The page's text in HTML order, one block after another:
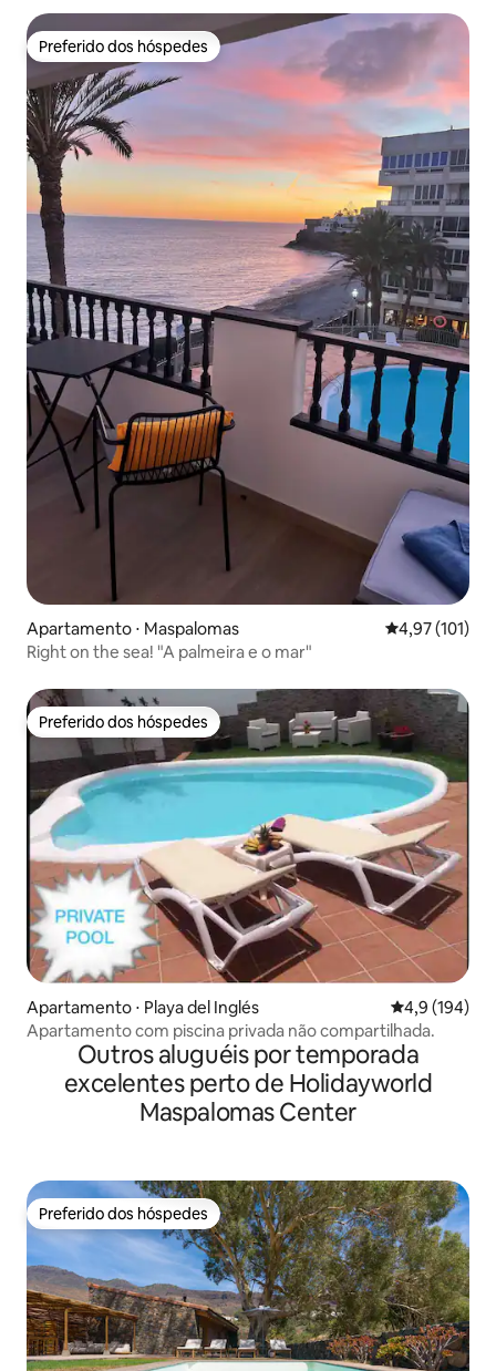
Preferido dos hóspedes
Preferido dos hóspedes
Apartamento ⋅ Maspalomas 4,97 de uma
4,97 (101)
Right on the sea! "A palmeira e o mar"
Preferido dos hóspedes
Preferido dos hóspedes
Apartamento ⋅ Playa del Inglés 4,9 de uma
4,9 (194)
Apartamento com piscina privada não compartilhada.
Outros aluguéis por temporada
excelentes perto de Holidayworld
Maspalomas Center
Preferido dos hóspedes
Preferido dos hóspedes